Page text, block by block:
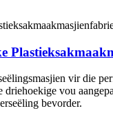
vir die
driehoekige vou
bevorder.